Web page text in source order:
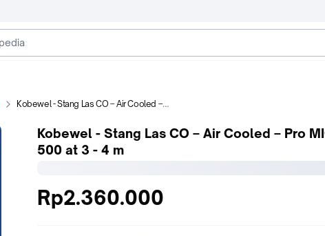
Kobewel - Stang Las CO – Air Cooled – Pro MIG 500 at 3 - 4 m
Kobewel - Stang Las CO – Air Cooled – Pro
500 at 3 - 4 m
Rp2.360.000